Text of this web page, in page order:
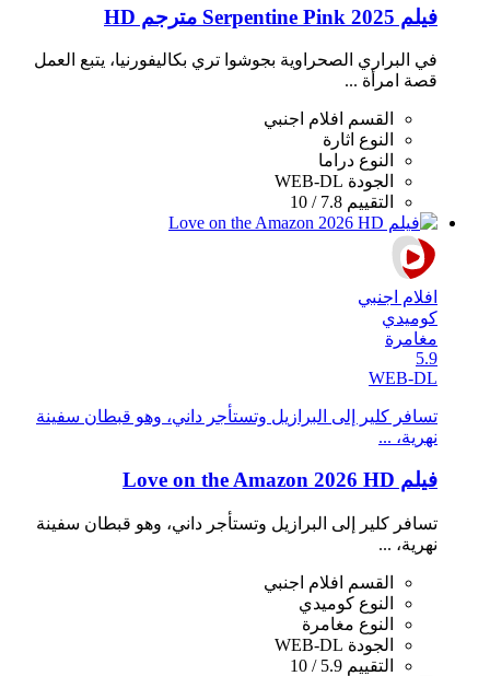
فيلم Serpentine Pink 2025 مترجم HD
في البراري الصحراوية بجوشوا تري بكاليفورنيا، يتبع العمل
قصة امرأة ...
القسم
افلام اجنبي
النوع اثارة
النوع دراما
الجودة WEB-DL
التقييم 7.8 / 10
افلام اجنبي
كوميدي
مغامرة
5.9
WEB-DL
تسافر كلير إلى البرازيل وتستأجر داني، وهو قبطان سفينة
نهرية، ...
فيلم Love on the Amazon 2026 HD
تسافر كلير إلى البرازيل وتستأجر داني، وهو قبطان سفينة
نهرية، ...
القسم
افلام اجنبي
النوع كوميدي
النوع مغامرة
الجودة WEB-DL
التقييم 5.9 / 10